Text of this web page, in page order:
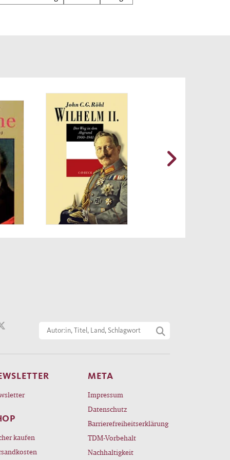
kaufen
META
Impressum
Datenschutz
Barrierefreiheitserklärung
TDM-Vorbehalt
Nachhaltigkeit